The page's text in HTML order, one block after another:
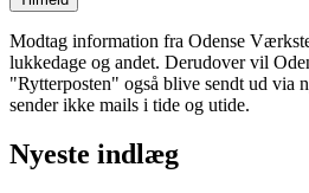
Modtag information fra Odense
lukkedage og andet. Derudover vil
"Rytterposten" også blive sendt ud via
sender ikke mails i tide og utide.
Nyeste indlæg